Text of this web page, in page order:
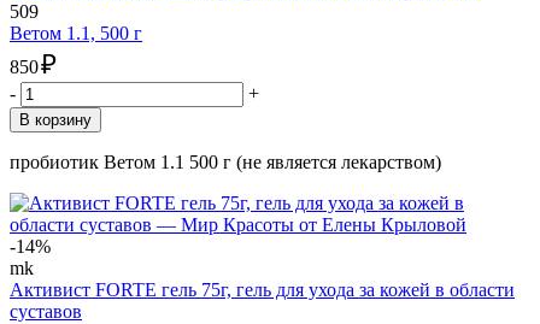
509
Ветом 1.1, 500 г
850₽
- +
В корзину
пробиотик Ветом 1.1 500 г (не является лекарством)
-14%
mk
Активист FORTE гель 75г, гель для ухода за кожей в области
суставов